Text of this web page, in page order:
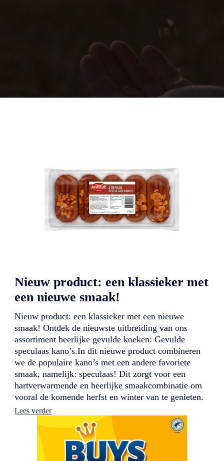
Nieuw product: een klassieker met
een nieuwe smaak!
Nieuw product: een klassieker met een nieuwe
smaak! Ontdek de nieuwste uitbreiding van ons
assortiment heerlijke gevulde koeken: Gevulde
speculaas kano’s.In dit nieuwe product combineren
we de populaire kano’s met een andere favoriete
smaak, namelijk: speculaas! Dit zorgt voor een
hartverwarmende en heerlijke smaakcombinatie om
vooral de komende herfst en winter van te genieten.
Lees verder:
i